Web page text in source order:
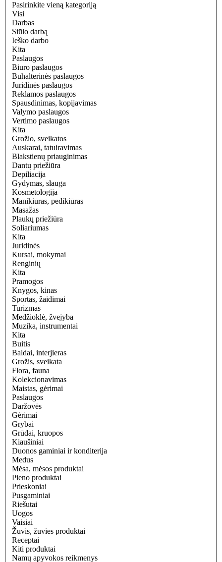
Pasirinkite vieną kategoriją
Visi
Darbas
Siūlo darbą
Ieško darbo
Kita
Paslaugos
Biuro paslaugos
Buhalterinės paslaugos
Juridinės paslaugos
Reklamos paslaugos
Spausdinimas, kopijavimas
Valymo paslaugos
Vertimo paslaugos
Kita
Grožio, sveikatos
Auskarai, tatuiravimas
Blakstienų priauginimas
Dantų priežiūra
Depiliacija
Gydymas, slauga
Kosmetologija
Manikiūras, pedikiūras
Masažas
Plaukų priežiūra
Soliariumas
Kita
Juridinės
Kursai, mokymai
Renginių
Kita
Pramogos
Knygos, kinas
Sportas, žaidimai
Turizmas
Medžioklė, žvejyba
Muzika, instrumentai
Kita
Buitis
Baldai, interjieras
Grožis, sveikata
Flora, fauna
Kolekcionavimas
Maistas, gėrimai
Paslaugos
Daržovės
Gėrimai
Grybai
Grūdai, kruopos
Kiaušiniai
Duonos gaminiai ir konditerija
Medus
Mėsa, mėsos produktai
Pieno produktai
Prieskoniai
Pusgaminiai
Riešutai
Uogos
Vaisiai
Žuvis, žuvies produktai
Receptai
Kiti produktai
Namų apyvokos reikmenys